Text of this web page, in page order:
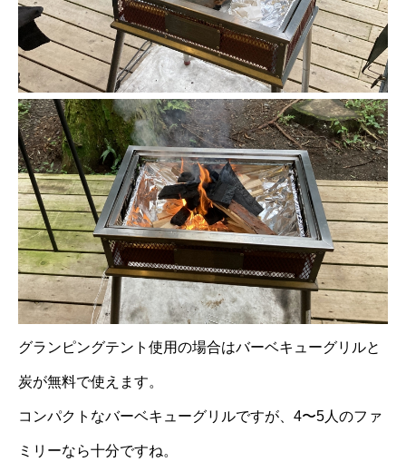
グランピングテント使用の場合はバーベキューグリルと
炭が無料で使えます。
コンパクトなバーベキューグリルですが、4〜5人のファ
ミリーなら十分ですね。